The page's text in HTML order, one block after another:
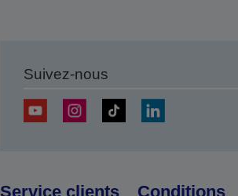
Suivez-nous
Service clients Conditions